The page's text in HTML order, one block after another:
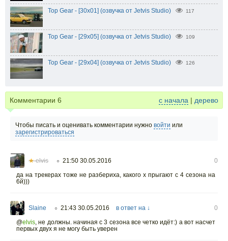
Top Gear - [30x01] (озвучка от Jetvis Studio) 117
Top Gear - [29x05] (озвучка от Jetvis Studio) 109
Top Gear - [29x04] (озвучка от Jetvis Studio) 126
Комментарии 6 с начала | дерево
Чтобы писать и оценивать комментарии нужно войти или
зарегистрироваться
★elvis ○ 21:50 30.05.2016
0
да на трекерах тоже не разбериха, какого х прыгают с 4 сезона на
6й)))
Slaine ○ 21:43 30.05.2016 в ответ на ↓
0
@elvis ,не должны. начиная с 3 сезона все четко идёт:) а вот насчет
первых двух я не могу быть уверен